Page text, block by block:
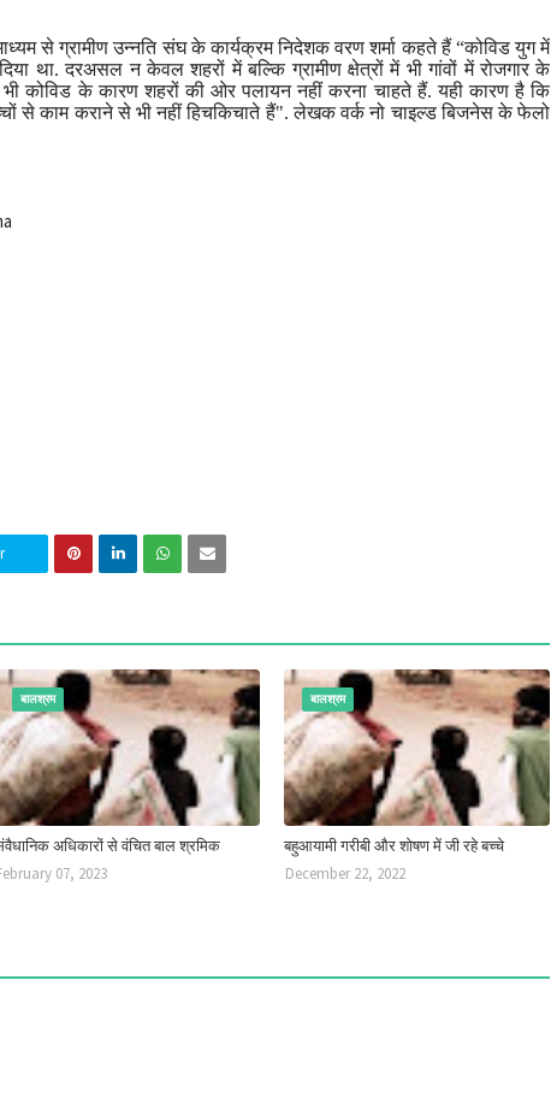
से ग्रामीण उन्नति संघ के कार्यक्रम निदेशक वरण शर्मा कहते हैं“कोविड युग में
था. दरअसल न केवल शहरों में बल्कि ग्रामीण क्षेत्रों में भी गांवों में रोजगार के
भी कोविड के कारण शहरों की ओर पलायन नहीं करना चाहते हैं. यही कारण है कि
से काम कराने से भी नहीं हिचकिचाते हैं". लेखक वर्क नो चाइल्ड बिजनेस के फेलो
बालश्रम
अधिकारों से वंचित बाल श्रमिक
07, 2023
बालश्रम
बहुआयामी गरीबी और शोषण में जी रहे बच्चे
December 22, 2022